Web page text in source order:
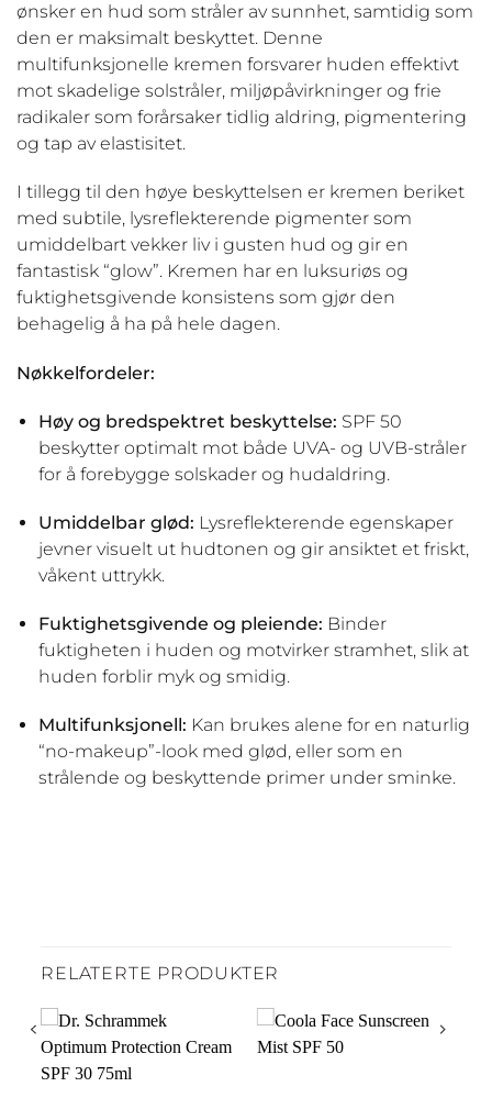
ønsker en hud som stråler av sunnhet, samtidig som
den er maksimalt beskyttet. Denne
multifunksjonelle kremen forsvarer huden effektivt
mot skadelige solstråler, miljøpåvirkninger og frie
radikaler som forårsaker tidlig aldring, pigmentering
og tap av elastisitet.
I tillegg til den høye beskyttelsen er kremen beriket
med subtile, lysreflekterende pigmenter som
umiddelbart vekker liv i gusten hud og gir en
fantastisk “glow”. Kremen har en luksuriøs og
fuktighetsgivende konsistens som gjør den
behagelig å ha på hele dagen.
Nøkkelfordeler:
Høy og bredspektret beskyttelse: SPF 50
beskytter optimalt mot både UVA- og UVB-stråler
for å forebygge solskader og hudaldring.
Umiddelbar glød: Lysreflekterende egenskaper
jevner visuelt ut hudtonen og gir ansiktet et friskt,
våkent uttrykk.
Fuktighetsgivende og pleiende: Binder
fuktigheten i huden og motvirker stramhet, slik at
huden forblir myk og smidig.
Multifunksjonell: Kan brukes alene for en naturlig
“no-makeup”-look med glød, eller som en
strålende og beskyttende primer under sminke.
RELATERTE PRODUKTER